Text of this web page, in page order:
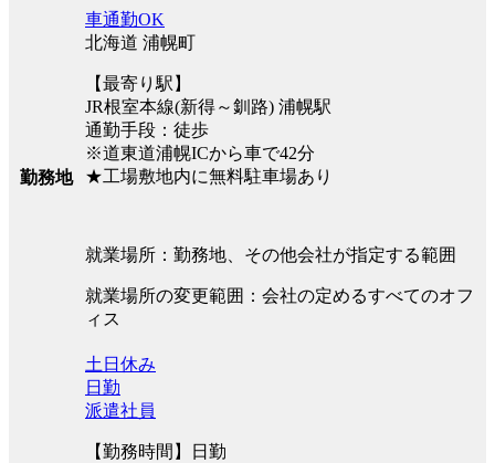
勤務地
車通勤OK
北海道 浦幌町
【最寄り駅】
JR根室本線(新得～釧路) 浦幌駅
通勤手段：徒歩
※道東道浦幌ICから車で42分
★工場敷地内に無料駐車場あり
就業場所：勤務地、その他会社が指定する範囲
就業場所の変更範囲：会社の定めるすべてのオフ
ィス
土日休み
日勤
派遣社員
【勤務時間】日勤